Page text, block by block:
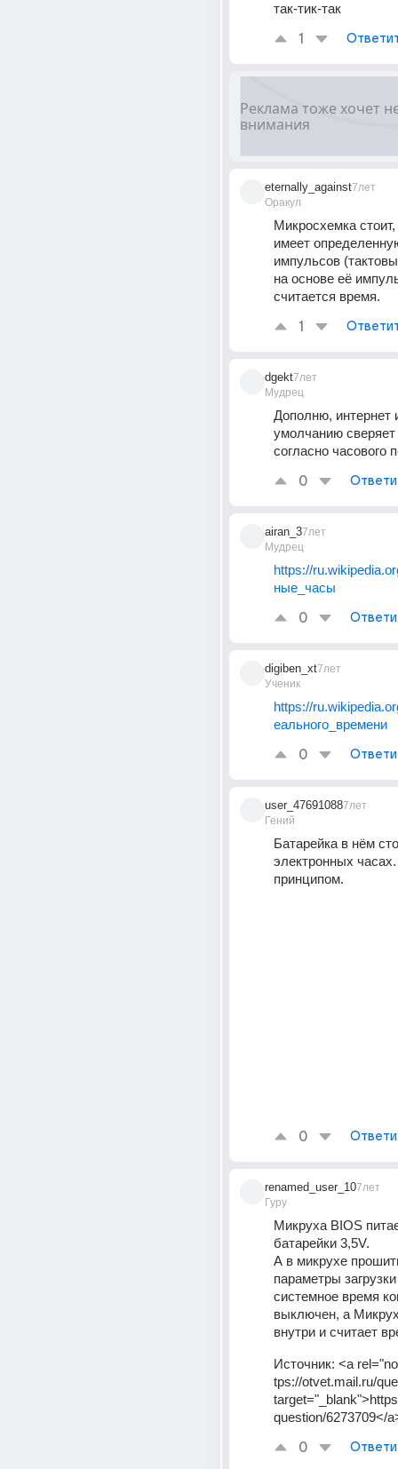
так-тик-так
1
eternally_against
Оракул
7лет
Микросхемка стоит,
имеет
импульсов
на основе её
считается время.
1
dgekt
Мудрец
7лет
Дополню, интернет
умолчанию
согласно часового
0
airan_3
Мудрец
7лет
https://
ные_часы
0
digiben_xt
Ученик
7лет
https://
еального_времени
0
user_47691088
Гений
7лет
Батарейка в нём
электронных
принципом.
0
renamed_user_10
Гуру
7лет
Микруха BIOS
батарейки 3,5V.
А в микрухе
параметры
системное время
выключен, а
внутри и считает
Источник: <a
tps://otvet.mail.ru/
question/6273709</
0